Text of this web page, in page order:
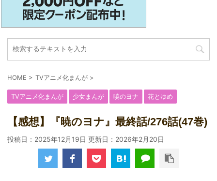
HOME > TVアニメ化まんが >
TVアニメ化まんが 少女まんが 暁のヨナ 花とゆめ
【感想】『暁のヨナ』最終話/276話(47巻)
投稿日：2025年12月19日 更新日： 2026年2月20日